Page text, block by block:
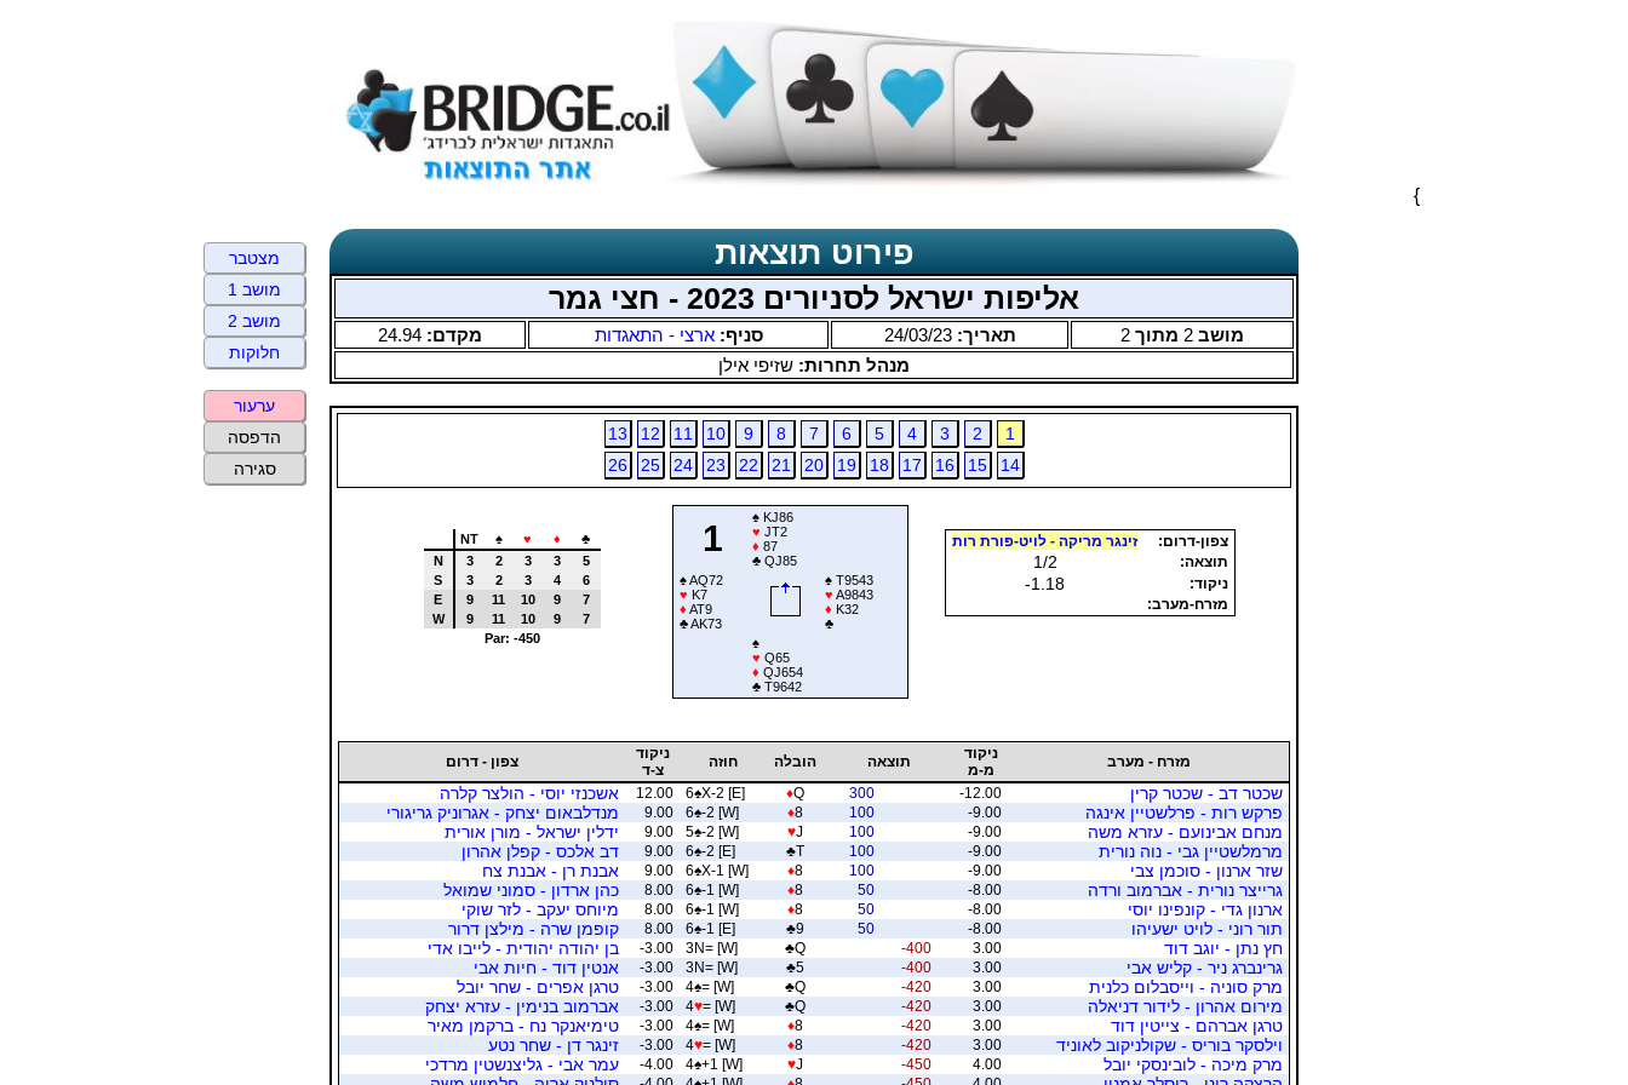
}
פירוט תוצאות
אליפות ישראל לסניורים 2023 - חצי גמר
מושב 2 מתוך 2 תאריך:24/03/23 סניף:ארצי - התאגדות מקדם: 24.94
מנהל תחרות: שזיפי אילן
1
2
3
4
5
6
7
8
9
10
11
12
13
14
15
16
17
18
19
20
21
22
23
24
25
26
צפון-דרום:
זינגר מריקה - לויט-פורת רות
תוצאה:
1/2
ניקוד: -1.18
מזרח-מערב:
1
♠ KJ86
♥ JT2
♦ 87
♣ QJ85
♠AQ72
♥ K7
♦ AT9
♣AK73
♠ T9543
♥ A9843
♦ K32
♣
♠
♥ Q65
♦ QJ654
♣ T9642
NT ♠ ♥ ♦
♣
N
3 2 3 3
5
S
3 2 3 4
6
E
9 11 10 9
7
W
9 11 10 9
7
Par: -450
מזרח - מערב
ניקוד
מ-מ
תוצאה הובלה חוזה
ניקוד
צ-ד
צפון - דרום
שכטר דב - שכטר קרין -12.00
300
♦Q
6♠X-2 [E]
12.00
אשכנזי יוסי - הולצר קלרה
פרקש רות - פרלשטיין אינגה
-9.00
100
♦8
6♠-2 [W]
9.00
מנדלבאום יצחק - אגרוניק גריגורי
מנחם אבינועם - עזרא משה
-9.00
100
♥J
5♠-2 [W]
9.00
ידלין ישראל - מורן אורית
מרמלשטיין גבי - נוה נורית
-9.00
100
♣T
6♠-2 [E]
9.00
דב אלכס - קפלן אהרון
שזר ארנון - סוכמן צבי
-9.00
100
♦8
6♠X-1 [W]
9.00
אבנת רן - אבנת צח
גרייצר נורית - אברמוב ורדה
-8.00
50
♦8
6♠-1 [W]
8.00
כהן ארדון - סמוני שמואל
ארנון גדי - קונפינו יוסי
-8.00
50
♦8
6♠-1 [W]
8.00
מיוחס יעקב - לזר שוקי
תור רוני - לויט ישעיהו
-8.00
50
♣9
6♠-1 [E]
8.00
קופמן שרה - מילצן דרור
חץ נתן - יוגב דוד
3.00
-400
♣Q
3N= [W]
-3.00
בן יהודה יהודית - לייבו אדי
גרינברג ניר - קליש אבי
3.00
-400
♣5
3N= [W]
-3.00
אנטין דוד - חיות אבי
מרק סוניה - וייסבלום כלנית
3.00
-420
♣Q
4♠= [W]
-3.00
טרגן אפרים - שחר יובל
מירום אהרון - לידור דניאלה
3.00
-420
♣Q
4♥= [W]
-3.00
אברמוב בנימין - עזרא יצחק
טרגן אברהם - צייטין דוד
3.00
-420
♦8
4♠= [W]
-3.00
טימיאנקר נח - ברקמן מאיר
וילסקר בוריס - שקולניקוב לאוניד
3.00
-420
♦8
4♥= [W]
-3.00
זינגר דן - שחר נטע
מרק מיכה - לובינסקי יובל
4.00
-450
♥J
4♠+1 [W]
-4.00
עמר אבי - גליצנשטין מרדכי
מצטבר
מושב 1
מושב 2
חלוקות
ערעור
הדפסה
סגירה